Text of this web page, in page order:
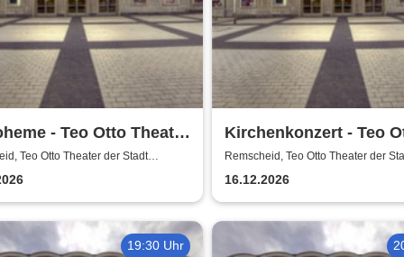
- Teo Otto Theater
Remscheid
Teo Otto Theater der Stadt
Kirchenkonzert - Teo
Theater der Stadt
Remscheid, Teo Otto Theater der
16.12.2026
19:30 Uhr